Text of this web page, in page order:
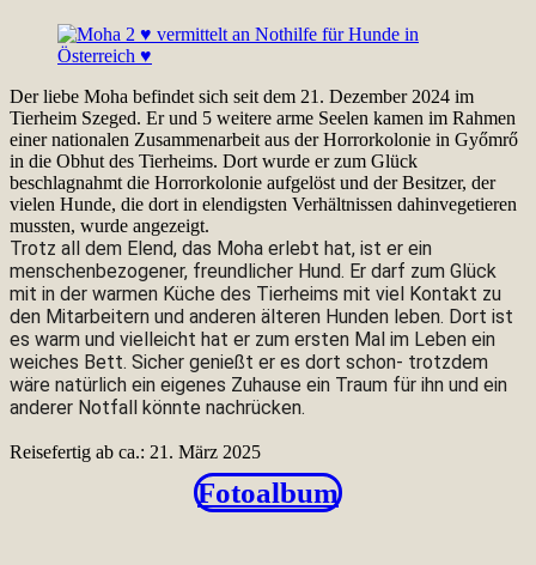
Der liebe Moha befindet sich seit dem 21. Dezember 2024 im
Tierheim Szeged. Er und 5 weitere arme Seelen kamen im Rahmen
einer nationalen Zusammenarbeit aus der Horrorkolonie in Győmrő
in die Obhut des Tierheims. Dort wurde er zum Glück
beschlagnahmt die Horrorkolonie aufgelöst und der Besitzer, der
vielen Hunde, die dort in elendigsten Verhältnissen dahinvegetieren
mussten, wurde angezeigt.
Trotz all dem Elend, das Moha erlebt hat, ist er ein
menschenbezogener, freundlicher Hund. Er darf zum Glück
mit in der warmen Küche des Tierheims mit viel Kontakt zu
den Mitarbeitern und anderen älteren Hunden leben. Dort ist
es warm und vielleicht hat er zum ersten Mal im Leben ein
weiches Bett. Sicher genießt er es dort schon- trotzdem
wäre natürlich ein eigenes Zuhause ein Traum für ihn und ein
anderer Notfall könnte nachrücken.
Reisefertig ab ca.: 21. März 2025
Fotoalbum